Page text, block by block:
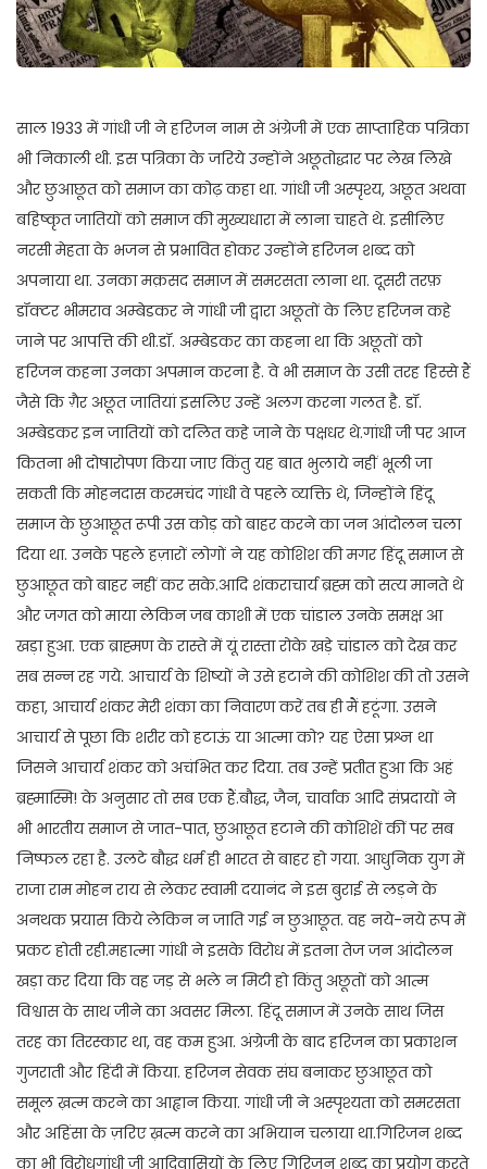
साल 1933 में गांधी जी ने हरिजन नाम से अंग्रेजी में एक साप्ताहिक पत्रिका
भी निकाली थी. इस पत्रिका के जरिये उन्होंने अछूतोद्धार पर लेख लिखे
और छुआछूत को समाज का कोढ़ कहा था. गांधी जी अस्पृश्य, अछूत अथवा
बहिष्कृत जातियों को समाज की मुख्यधारा में लाना चाहते थे. इसीलिए
नरसी मेहता के भजन से प्रभावित होकर उन्होंने हरिजन शब्द को
अपनाया था. उनका मक़सद समाज में समरसता लाना था. दूसरी तरफ़
डॉक्टर भीमराव अम्बेडकर ने गांधी जी द्वारा अछूतों के लिए हरिजन कहे
जाने पर आपत्ति की थी.डॉ. अम्बेडकर का कहना था कि अछूतों को
हरिजन कहना उनका अपमान करना है. वे भी समाज के उसी तरह हिस्से हैं
जैसे कि ग़ैर अछूत जातियां इसलिए उन्हें अलग करना गलत है. डॉ.
अम्बेडकर इन जातियों को दलित कहे जाने के पक्षधर थे.गांधी जी पर आज
कितना भी दोषारोपण किया जाए किंतु यह बात भुलाये नहीं भूली जा
सकती कि मोहनदास करमचंद गांधी वे पहले व्यक्ति थे, जिन्होंने हिंदू
समाज के छुआछूत रूपी उस कोड़ को बाहर करने का जन आंदोलन चला
दिया था. उनके पहले हज़ारों लोगों ने यह कोशिश की मगर हिंदू समाज से
छुआछूत को बाहर नहीं कर सके.आदि शंकराचार्य ब्रह्म को सत्य मानते थे
और जगत को माया लेकिन जब काशी में एक चांडाल उनके समक्ष आ
खड़ा हुआ. एक ब्राह्मण के रास्ते में यूं रास्ता रोके खड़े चांडाल को देख कर
सब सन्न रह गये. आचार्य के शिष्यों ने उसे हटाने की कोशिश की तो उसने
कहा, आचार्य शंकर मेरी शंका का निवारण करें तब ही मैं हटूंगा. उसने
आचार्य से पूछा कि शरीर को हटाऊं या आत्मा को? यह ऐसा प्रश्न था
जिसने आचार्य शंकर को अचंभित कर दिया. तब उन्हें प्रतीत हुआ कि अहं
ब्रह्मास्मि! के अनुसार तो सब एक हैं.बौद्ध, जैन, चार्वाक आदि संप्रदायों ने
भी भारतीय समाज से जात-पात, छुआछूत हटाने की कोशिशें कीं पर सब
निष्फल रहा है. उलटे बौद्ध धर्म ही भारत से बाहर हो गया. आधुनिक युग में
राजा राम मोहन राय से लेकर स्वामी दयानंद ने इस बुराई से लड़ने के
अनथक प्रयास किये लेकिन न जाति गई न छुआछूत. वह नये-नये रूप में
प्रकट होती रही.महात्मा गांधी ने इसके विरोध में इतना तेज जन आंदोलन
खड़ा कर दिया कि वह जड़ से भले न मिटी हो किंतु अछूतों को आत्म
विश्वास के साथ जीने का अवसर मिला. हिंदू समाज में उनके साथ जिस
तरह का तिरस्कार था, वह कम हुआ. अंग्रेजी के बाद हरिजन का प्रकाशन
गुजराती और हिंदी में किया. हरिजन सेवक संघ बनाकर छुआछूत को
समूल ख़त्म करने का आह्वान किया. गांधी जी ने अस्पृश्यता को समरसता
और अहिंसा के ज़रिए ख़त्म करने का अभियान चलाया था.गिरिजन शब्द
का भी विरोधगांधी जी आदिवासियों के लिए गिरिजन शब्द का प्रयोग करते